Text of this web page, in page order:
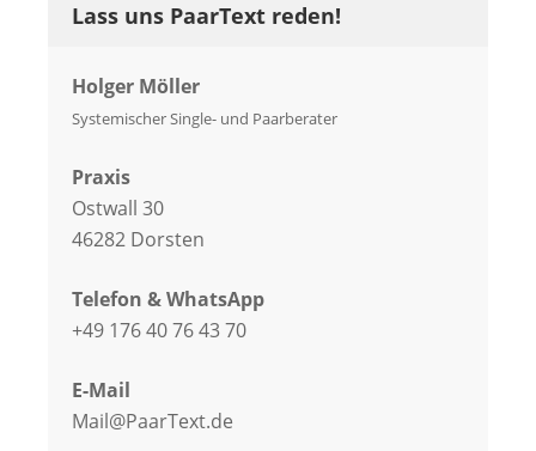
Lass uns PaarText reden!
Holger Möller
Systemischer Single- und Paarberater
Praxis
Ostwall 30
46282 Dorsten
Telefon & WhatsApp
+49 176 40 76 43 70
E-Mail
Mail@PaarText.de